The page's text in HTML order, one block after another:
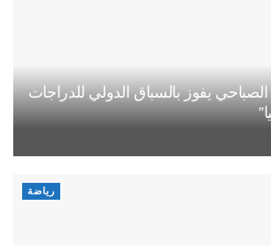
الصباحي يفوز بالسباق الدولي للدراجات
رياضة